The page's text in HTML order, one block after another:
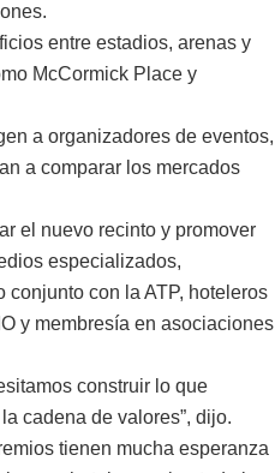
entre estadios, arenas y
McCormick Place y
a organizadores de eventos,
a comparar los mercados
el nuevo recinto y promover
especializados,
con la ATP, hoteleros
y membresía en asociaciones
construir lo que
cadena de valores”, dijo.
tienen mucha esperanza